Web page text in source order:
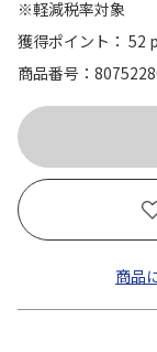
※軽減税率対象
獲得ポイント： 52
商品番号
商品